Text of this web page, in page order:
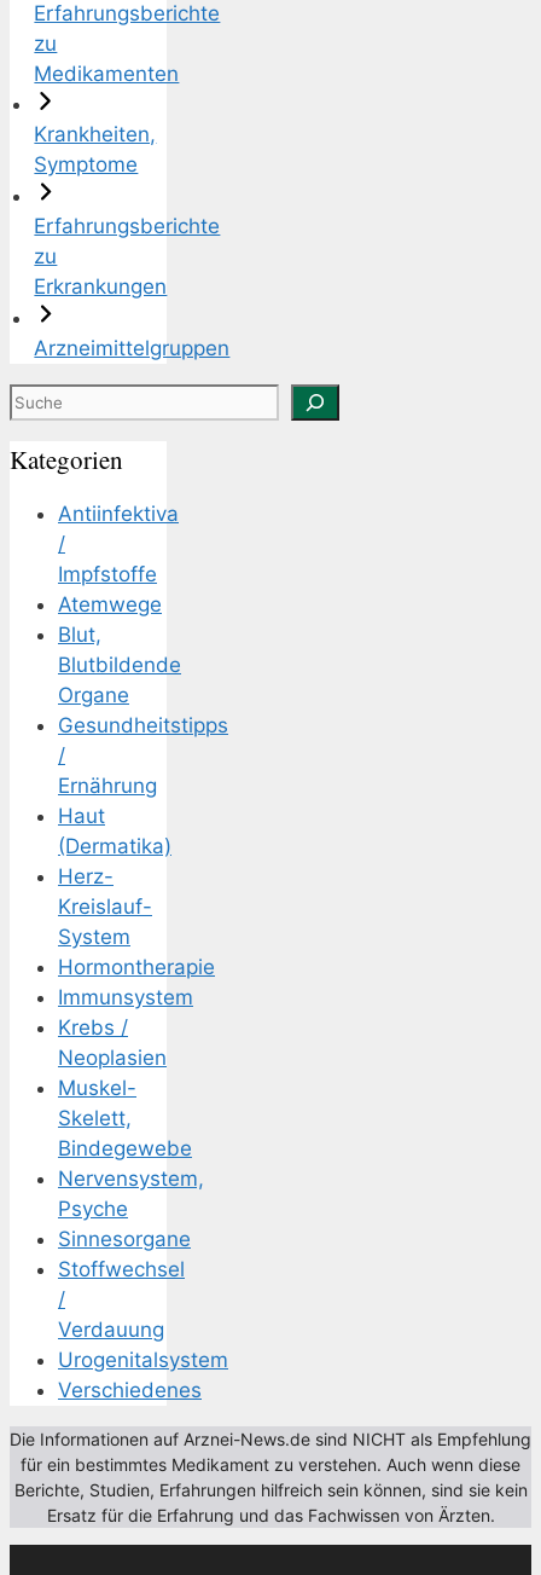
Erfahrungsberichte
zu
Medikamenten
Krankheiten,
Symptome
Erfahrungsberichte
zu
Erkrankungen
Arzneimittelgruppen
Suchen
Kategorien
Antiinfektiva
/
Impfstoffe
Atemwege
Blut,
Blutbildende
Organe
Gesundheitstipps
/
Ernährung
Haut
(Dermatika)
Herz-
Kreislauf-
System
Hormontherapie
Immunsystem
Krebs /
Neoplasien
Muskel-
Skelett,
Bindegewebe
Nervensystem,
Psyche
Sinnesorgane
Stoffwechsel
/
Verdauung
Urogenitalsystem
Verschiedenes
Die Informationen auf Arznei-News.de sind NICHT als Empfehlung
für ein bestimmtes Medikament zu verstehen. Auch wenn diese
Berichte, Studien, Erfahrungen hilfreich sein können, sind sie kein
Ersatz für die Erfahrung und das Fachwissen von Ärzten.